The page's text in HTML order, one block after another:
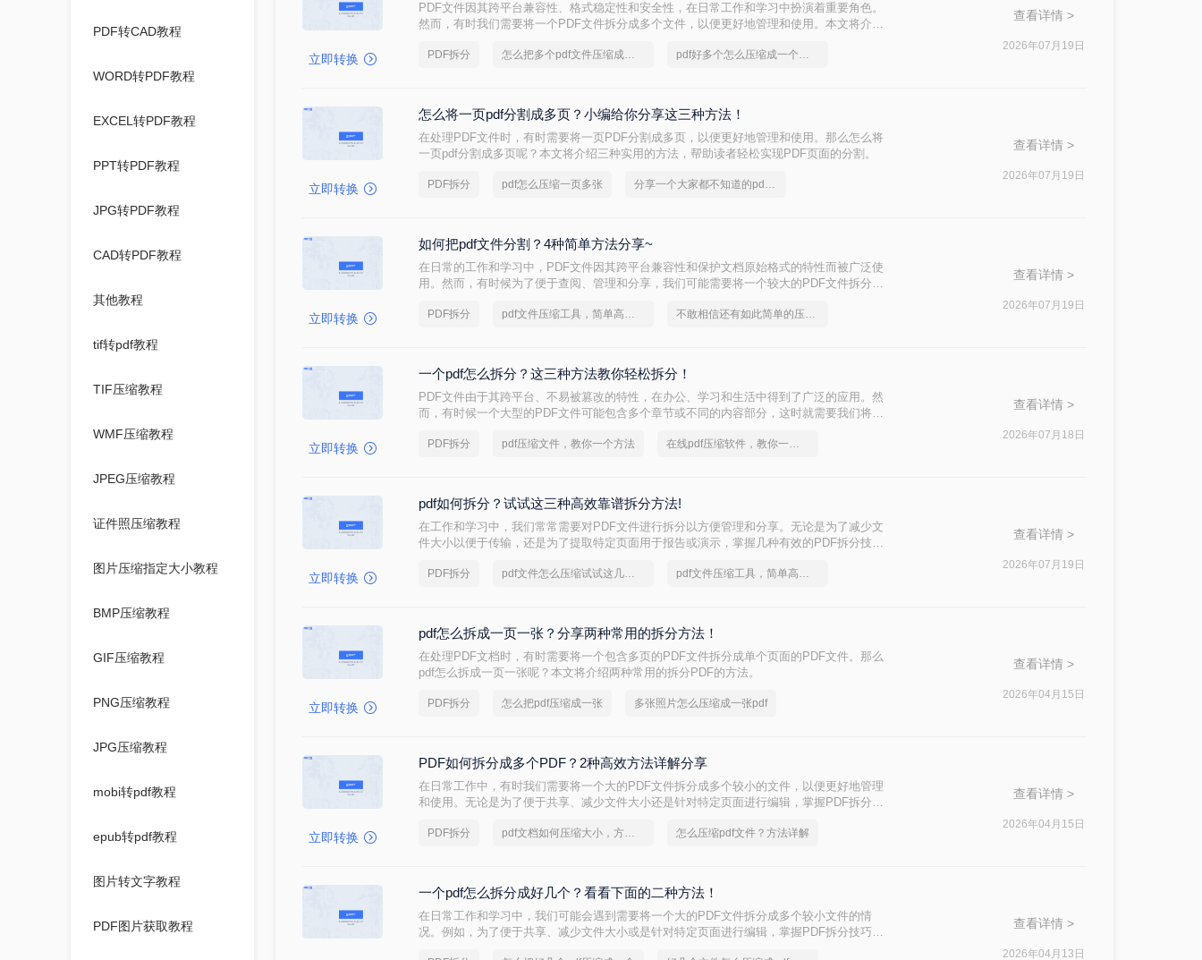
PDF转CAD教程
WORD转PDF教程
EXCEL转PDF教程
PPT转PDF教程
JPG转PDF教程
CAD转PDF教程
其他教程
tif转pdf教程
TIF压缩教程
WMF压缩教程
JPEG压缩教程
证件照压缩教程
图片压缩指定大小教程
BMP压缩教程
GIF压缩教程
PNG压缩教程
JPG压缩教程
mobi转pdf教程
epub转pdf教程
图片转文字教程
PDF图片获取教程
立即转换
PDF文件因其跨平台兼容性、格式稳定性和安全性，在日常工作和学习中扮演着重要角色。
然而，有时我们需要将一个PDF文件拆分成多个文件，以便更好地管理和使用。本文将介绍
PDF拆分 怎么把多个pdf文件压缩成一个文件 pdf好多个怎么压缩成一个文件
查看详情 >
2026年07月19日
立即转换
怎么将一页pdf分割成多页？小编给你分享这三种方法！
在处理PDF文件时，有时需要将一页PDF分割成多页，以便更好地管理和使用。那么怎么将
一页pdf分割成多页呢？本文将介绍三种实用的方法，帮助读者轻松实现PDF页面的分割。
PDF拆分 pdf怎么压缩一页多张 分享一个大家都不知道的pdf文件压缩方法
查看详情 >
2026年07月19日
立即转换
如何把pdf文件分割？4种简单方法分享~
在日常的工作和学习中，PDF文件因其跨平台兼容性和保护文档原始格式的特性而被广泛使
用。然而，有时候为了便于查阅、管理和分享，我们可能需要将一个较大的PDF文件拆分成
方法都有其独特的优势和适用场景。
PDF拆分 pdf文件压缩工具，简单高效的压缩方法 不敢相信还有如此简单的压缩pdf文件方法
查看详情 >
2026年07月19日
立即转换
一个pdf怎么拆分？这三种方法教你轻松拆分！
PDF文件由于其跨平台、不易被篡改的特性，在办公、学习和生活中得到了广泛的应用。然
而，有时候一个大型的PDF文件可能包含多个章节或不同的内容部分，这时就需要我们将其
分PDF文件的方法，帮助读者轻松实现PDF的拆分操作。
PDF拆分 pdf压缩文件，教你一个方法 在线pdf压缩软件，教你一个方法
查看详情 >
2026年07月18日
立即转换
pdf如何拆分？试试这三种高效靠谱拆分方法!
在工作和学习中，我们常常需要对PDF文件进行拆分以方便管理和分享。无论是为了减少文
件大小以便于传输，还是为了提取特定页面用于报告或演示，掌握几种有效的PDF拆分技巧
件。
PDF拆分 pdf文件怎么压缩试试这几个方法 pdf文件压缩工具，简单高效的压缩方法
查看详情 >
2026年07月19日
立即转换
pdf怎么拆成一页一张？分享两种常用的拆分方法！
在处理PDF文档时，有时需要将一个包含多页的PDF文件拆分成单个页面的PDF文件。那么
pdf怎么拆成一页一张呢？本文将介绍两种常用的拆分PDF的方法。
PDF拆分 怎么把pdf压缩成一张 多张照片怎么压缩成一张pdf
查看详情 >
2026年04月15日
立即转换
PDF如何拆分成多个PDF？2种高效方法详解分享
在日常工作中，有时我们需要将一个大的PDF文件拆分成多个较小的文件，以便更好地管理
和使用。无论是为了便于共享、减少文件大小还是针对特定页面进行编辑，掌握PDF拆分技
分方法。
PDF拆分 pdf文档如何压缩大小，方法详解 怎么压缩pdf文件？方法详解
查看详情 >
2026年04月15日
一个pdf怎么拆分成好几个？看看下面的二种方法！
在日常工作和学习中，我们可能会遇到需要将一个大的PDF文件拆分成多个较小文件的情
况。例如，为了便于共享、减少文件大小或是针对特定页面进行编辑，掌握PDF拆分技巧是
查看详情 >
2026年04月13日